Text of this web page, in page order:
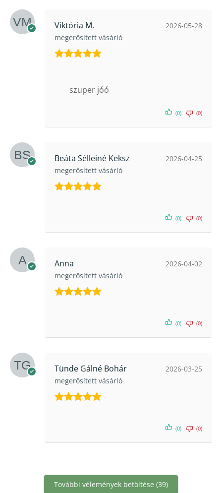
Viktória M.
megerősített vásárló
2026-05-28
szuper jóó
(0) (0)
Beáta Sélleiné Keksz
megerősített vásárló
2026-04-25
(0) (0)
Anna
megerősített vásárló
2026-04-02
(0) (0)
Tünde Gálné Bohár
megerősített vásárló
2026-03-25
(0) (0)
További vélemények betöltése (39)